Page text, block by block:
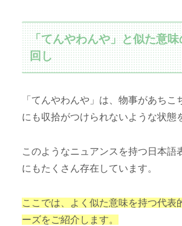
「てんやわんや」と似た意
回し
「てんやわんや」は、物事があちこ
にも収拾がつけられないような状態
このようなニュアンスを持つ日本語
にもたくさん存在しています。
ここでは、よく似た意味を持つ代表
ーズをご紹介します。